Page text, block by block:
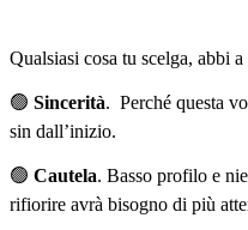
Qualsiasi cosa tu scelga, abbi
🟢 Sincerità. Perché questa
sin dall’inizio.
🟢 Cautela. Basso profilo e
rifiorire avrà bisogno di più